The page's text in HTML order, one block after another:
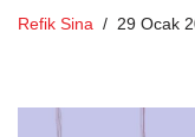
Refik Sina 29 Ocak